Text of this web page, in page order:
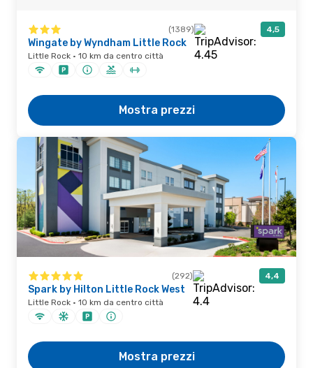
(1389) 4,5
Wingate by Wyndham Little Rock
Little Rock · 10 km da centro città
Mostra prezzi
(292) 4,4
Spark by Hilton Little Rock West
Little Rock · 10 km da centro città
Mostra prezzi